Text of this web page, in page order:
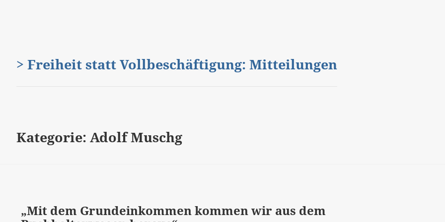
> Freiheit statt Vollbeschäftigung: Mitteilungen
Kategorie:Adolf Muschg
„Mit dem Grundeinkommen kommen wir aus dem